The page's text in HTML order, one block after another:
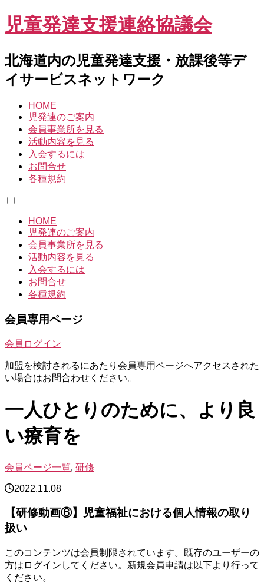
児童発達支援連絡協議会
北海道内の児童発達支援・放課後等デ
イサービスネットワーク
HOME
児発連のご案内
会員事業所を見る
活動内容を見る
入会するには
お問合せ
各種規約
HOME
児発連のご案内
会員事業所を見る
活動内容を見る
入会するには
お問合せ
各種規約
会員専用ページ
会員ログイン
加盟を検討されるにあたり会員専用ページへアクセスされた
い場合はお問合わせください。
一人ひとりのために、より良
い療育を
会員ページ一覧, 研修
2022.11.08
【研修動画⑥】児童福祉における個人情報の取り
扱い
このコンテンツは会員制限されています。既存のユーザーの
方はログインしてください。新規会員申請は以下より行って
ください。